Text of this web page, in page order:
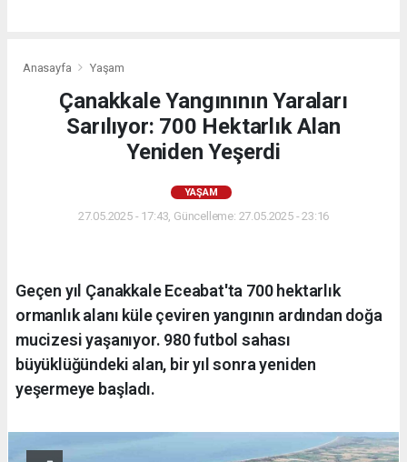
Anasayfa Yaşam
Çanakkale Yangınının Yaraları
Sarılıyor: 700 Hektarlık Alan
Yeniden Yeşerdi
YAŞAM
27.05.2025 - 17:43, Güncelleme: 27.05.2025 - 23:16
Geçen yıl Çanakkale Eceabat'ta 700 hektarlık
ormanlık alanı küle çeviren yangının ardından doğa
mucizesi yaşanıyor. 980 futbol sahası
büyüklüğündeki alan, bir yıl sonra yeniden
yeşermeye başladı.